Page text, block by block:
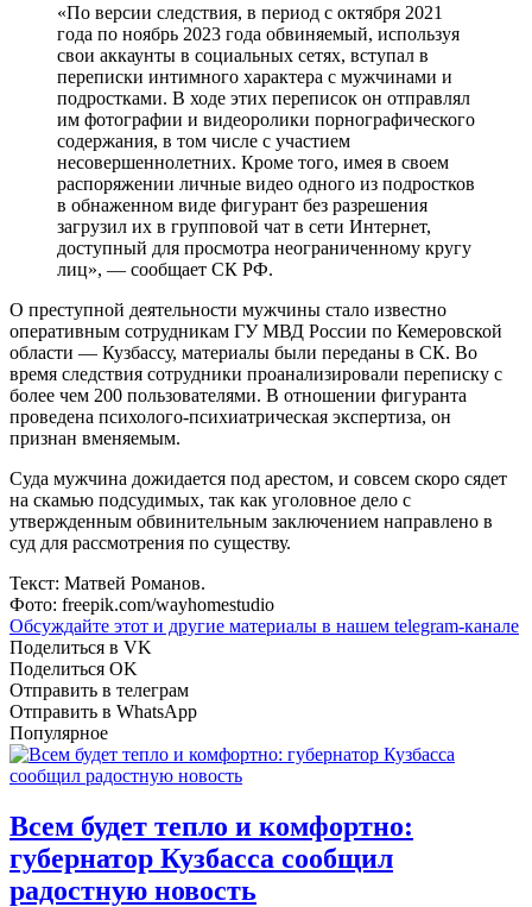
«По версии следствия, в период с октября 2021
года по ноябрь 2023 года обвиняемый, используя
свои аккаунты в социальных сетях, вступал в
переписки интимного характера с мужчинами и
подростками. В ходе этих переписок он отправлял
им фотографии и видеоролики порнографического
содержания, в том числе с участием
несовершеннолетних. Кроме того, имея в своем
распоряжении личные видео одного из подростков
в обнаженном виде фигурант без разрешения
загрузил их в групповой чат в сети Интернет,
доступный для просмотра неограниченному кругу
лиц», — сообщает СК РФ.
О преступной деятельности мужчины стало известно
оперативным сотрудникам ГУ МВД России по Кемеровской
области — Кузбассу, материалы были переданы в СК. Во
время следствия сотрудники проанализировали переписку с
более чем 200 пользователями. В отношении фигуранта
проведена психолого-психиатрическая экспертиза, он
признан вменяемым.
Суда мужчина дожидается под арестом, и совсем скоро сядет
на скамью подсудимых, так как уголовное дело с
утвержденным обвинительным заключением направлено в
суд для рассмотрения по существу.
Текст: Матвей Романов.
Фото: freepik.com/wayhomestudio
Обсуждайте этот и другие материалы в нашем telegram-канале
Поделиться в VK
Поделиться OK
Отправить в телеграм
Отправить в WhatsApp
Популярное
Всем будет тепло и комфортно:
губернатор Кузбасса сообщил
радостную новость